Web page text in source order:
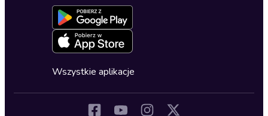
Dla młodzieżyFormularz zgłaszania nielegalnych treści
Deklaracja dostępności
Oferta dla firm i bibliotek
Blog
Zapowiedzi
Cykle audiobooków
Wszystkie aplikacje